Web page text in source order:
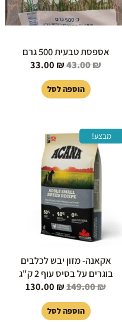
אספסת טבעית 500 גרם
43.00₪
33.00 ₪
הוספה לסל
מבצע!
אקאנה- מזון יבש לכלבים
בוגרים על בסיס עוף 2 ק"ג
149.00₪
המחיר
המקורי
היה:
149.00 ₪.
130.00 ₪
הוספה לסל